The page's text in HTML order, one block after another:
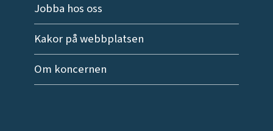
Jobba hos oss
Kakor på webbplatsen
Om koncernen